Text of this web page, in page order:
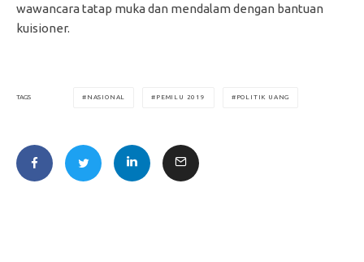
wawancara tatap muka dan mendalam dengan bantuan
kuisioner.
TAGS NASIONAL PEMILU 2019 POLITIK UANG